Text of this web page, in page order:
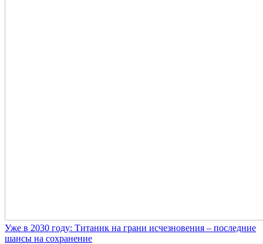
Уже в 2030 году: Титаник на грани исчезновения – последние
шансы на сохранение